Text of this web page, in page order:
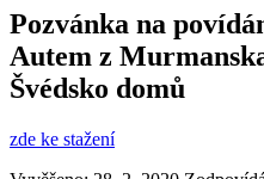
Pozvánka na
Autem z
Švédsko domů
zde ke stažení